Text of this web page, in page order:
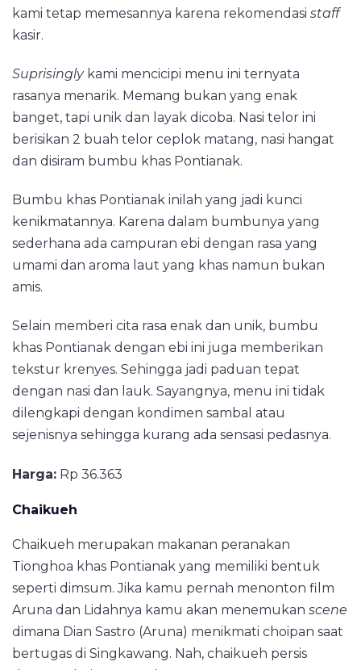
kami tetap memesannya karena rekomendasi staff
kasir.
Suprisinglykami mencicipi menu ini ternyata
rasanya menarik. Memang bukan yang enak
banget, tapi unik dan layak dicoba. Nasi telor ini
berisikan 2 buah telor ceplok matang, nasi hangat
dan disiram bumbu khas Pontianak.
Bumbu khas Pontianak inilah yang jadi kunci
kenikmatannya. Karena dalam bumbunya yang
sederhana ada campuran ebi dengan rasa yang
umami dan aroma laut yang khas namun bukan
amis.
Selain memberi cita rasa enak dan unik, bumbu
khas Pontianak dengan ebi ini juga memberikan
tekstur krenyes. Sehingga jadi paduan tepat
dengan nasi dan lauk. Sayangnya, menu ini tidak
dilengkapi dengan kondimen sambal atau
sejenisnya sehingga kurang ada sensasi pedasnya.
Harga: Rp 36.363
Chaikueh
Chaikueh merupakan makanan peranakan
Tionghoa khas Pontianak yang memiliki bentuk
seperti dimsum. Jika kamu pernah menonton film
Aruna dan Lidahnya kamu akan menemukan scene
dimana Dian Sastro (Aruna) menikmati choipan saat
bertugas di Singkawang. Nah, chaikueh persis